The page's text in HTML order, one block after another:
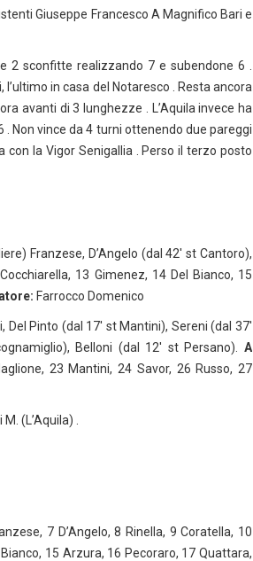
Giuseppe Francesco A Magnifico Bari e
2 sconfitte realizzando 7 e subendone 6 .
in casa del Notaresco . Resta ancora
avanti di 3 lunghezze . L’Aquila invece ha
Non vince da 4 turni ottenendo due pareggi
la Vigor Senigallia . Perso il terzo posto
Franzese, D’Angelo (dal 42′ st Cantoro),
13 Gimenez, 14 Del Bianco, 15
Farrocco Domenico
Pinto (dal 17′ st Mantini), Sereni (dal 37′
Belloni (dal 12′ st Persano). A
23 Mantini, 24 Savor, 26 Russo, 27
(L’Aquila) .
7 D’Angelo, 8 Rinella, 9 Coratella, 10
15 Arzura, 16 Pecoraro, 17 Quattara,